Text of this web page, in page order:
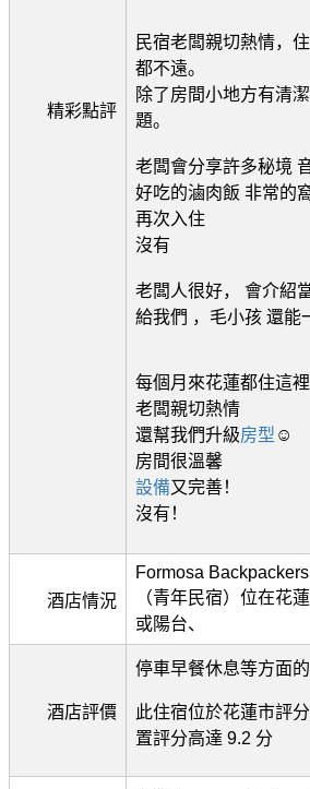
精彩點評
民宿老闆親切熱情，
都不遠。
除了房間小地方有清
題。
老闆會分享許多秘境
好吃的滷肉飯 非常的
再次入住
沒有
老闆人很好， 會介紹
給我們 ，毛小孩 還能
每個月來花蓮都住這裡
老闆親切熱情
還幫我們升級房型 ☺️
房間很溫馨
設備又完善！
沒有！
酒店情況
Formosa
（青年民宿）位在花
或陽台、
酒店評價
停車早餐休息等方面的
此住宿位於花蓮市評
置評分高達 9.2 分